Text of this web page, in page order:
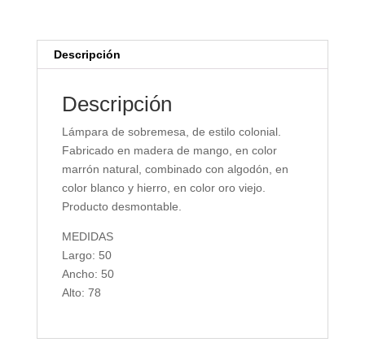
Descripción
Descripción
Lámpara de sobremesa, de estilo colonial.
Fabricado en madera de mango, en color
marrón natural, combinado con algodón, en
color blanco y hierro, en color oro viejo.
Producto desmontable.
MEDIDAS
Largo: 50
Ancho: 50
Alto: 78